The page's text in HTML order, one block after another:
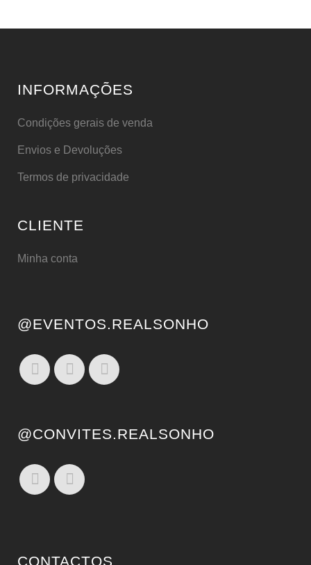
INFORMAÇÕES
Condições gerais de venda
Envios e Devoluções
Termos de privacidade
CLIENTE
Minha conta
@EVENTOS.REALSONHO
@CONVITES.REALSONHO
CONTACTOS